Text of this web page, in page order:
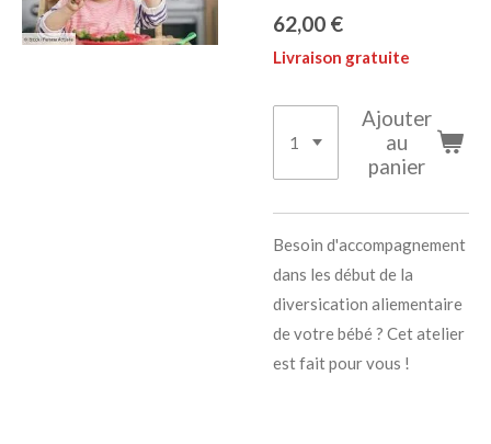
62,00 €
Livraison gratuite
Ajouter
au
panier
Besoin d'accompagnement
dans les début de la
diversication aliementaire
de votre bébé ? Cet atelier
est fait pour vous !